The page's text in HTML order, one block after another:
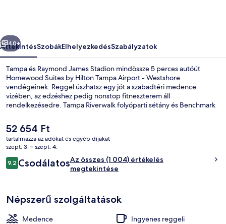
Westshore
képgalériája
Következő
40+
ÁttekintésSzobákElhelyezkedésSzabályzatok
Tampa és Raymond James Stadion mindössze 5 perces autóút
Homewood Suites by Hilton Tampa Airport - Westshore
vendégeinek. Reggel úszhatsz egy jót a szabadtéri medence
vizében, az edzéshez pedig nonstop fitneszterem áll
rendelkezésedre. Tampa Riverwalk folyóparti sétány és Benchmark
értékelik a szálláshely következő jellemzőit: segítőkész személyzet és
a reptérhez való közelség.
A
jelenlegi
ár
52 654 Ft
tartalmazza az adókat és egyéb díjakat
szept. 3. – szept. 4.
Értékelések
9,29,2 ennyiből: 10
CsodálatosAz összes (1 004) értékelés
megtekintése
Népszerű szolgáltatások
Medence
Ingyenes reggeli